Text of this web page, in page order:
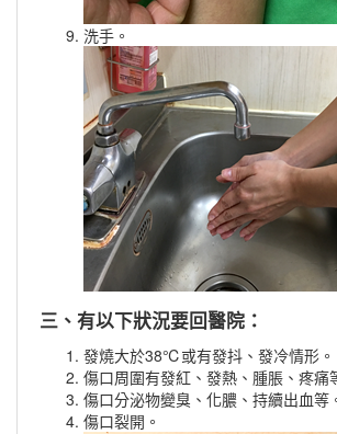
洗手。
三、有以下狀況要回醫院：
發燒大於38℃或有發抖、發冷情形。
傷口周圍有發紅、發熱、腫脹、疼痛
傷口分泌物變臭、化膿、持續出血等
傷口裂開。